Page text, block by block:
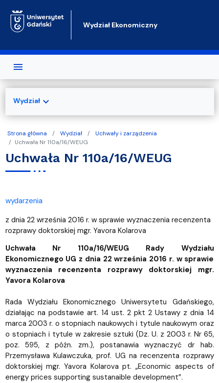
Wydział Ekonomiczny
Strona główna Wydział
Uchwały i zarządzenia
Uchwała Nr 110a/16/WEUG
Uchwała Nr 110a/16/WEUG
wydarzenia
z dnia 22 września 2016 r. w sprawie wyznaczenia recenzenta
rozprawy doktorskiej mgr. Yavora Kolarova
Uchwała Nr 110a/16/WEUG Rady Wydziału
Ekonomicznego UG z dnia 22 września 2016 r. w sprawie
wyznaczenia recenzenta rozprawy doktorskiej mgr.
Yavora Kolarova
Rada Wydziału Ekonomicznego Uniwersytetu Gdańskiego,
działając na podstawie art. 14 ust. 2 pkt 2 Ustawy z dnia 14
marca 2003 r. o stopniach naukowych i tytule naukowym oraz
o stopniach i tytule w zakresie sztuki (Dz. U. z 2003 r. Nr 65,
poz. 595, z późn. zm.), postanawia wyznaczyć dr hab.
Przemysława Kulawczuka, prof. UG na recenzenta rozprawy
doktorskiej mgr. Yavora Kolarova pt. „Economic aspects of
energy prices supporting sustanaible development”.
Wydziałexpand_more